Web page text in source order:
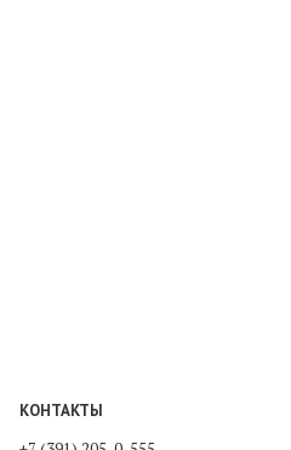
КОНТАКТЫ